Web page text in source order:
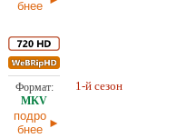
бнее
подро
бнее
1-й сезон